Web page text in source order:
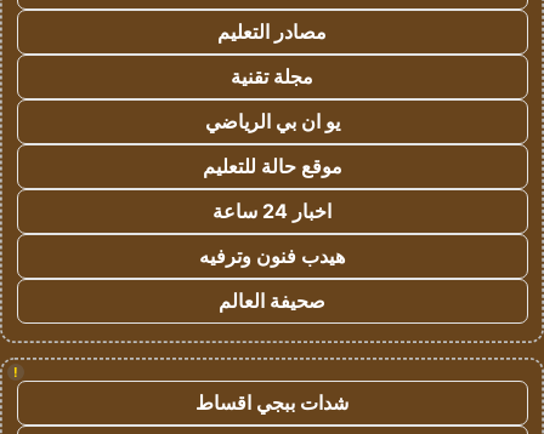
مصادر التعليم
مجلة تقنية
يو ان بي الرياضي
موقع حالة للتعليم
اخبار 24 ساعة
هيدب فنون وترفيه
صحيفة العالم
!
شدات ببجي اقساط